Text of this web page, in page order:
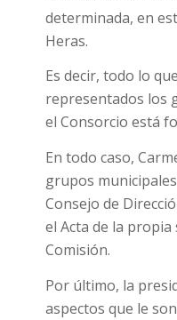
determinada, en
Heras.
Es decir, todo lo
representados los
el Consorcio está
En todo caso,
grupos
Consejo de
el Acta de la
Comisión.
Por último, la
aspectos que le